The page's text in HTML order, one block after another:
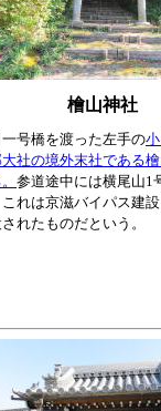
檜山神社
号橋を渡った左手の
社の境外末社である
参道途中には横尾山1
れは京滋バイパス建
れたものだという。